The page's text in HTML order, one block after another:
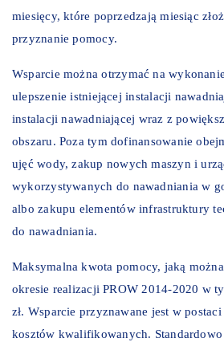
miesięcy, które poprzedzają miesiąc
przyznanie pomocy.
Wsparcie można otrzymać na
ulepszenie istniejącej instalacji
instalacji nawadniającej wraz z
obszaru. Poza tym dofinansowanie
ujęć wody, zakup nowych maszyn i
wykorzystywanych do nawadniania w
albo zakupu elementów infrastruktury
do nawadniania.
Maksymalna kwota pomocy, jaką
okresie realizacji PROW 2014-2020 w
zł. Wsparcie przyznawane jest w
kosztów kwalifikowanych.